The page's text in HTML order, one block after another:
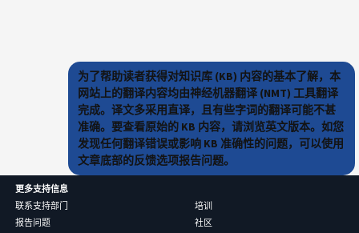
为了帮助读者获得对知识库 (KB) 内容的基本了解，本
网站上的翻译内容均由神经机器翻译 (NMT) 工具翻译
完成。译文多采用直译，且有些字词的翻译可能不甚
准确。要查看原始的 KB 内容，请浏览英文版本。如您
发现任何翻译错误或影响 KB 准确性的问题，可以使用
文章底部的反馈选项报告问题。
更多支持信息
联系支持部门
报告问题
培训
社区